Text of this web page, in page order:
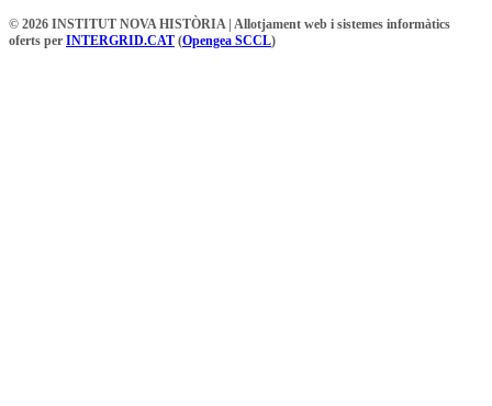
© 2026 INSTITUT NOVA HISTÒRIA | Allotjament web i sistemes informàtics
oferts per INTERGRID.CAT (Opengea SCCL)